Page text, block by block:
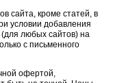
сайта, кроме статей, в
условии добавления
любых сайтов) на
с письменного
офертой,